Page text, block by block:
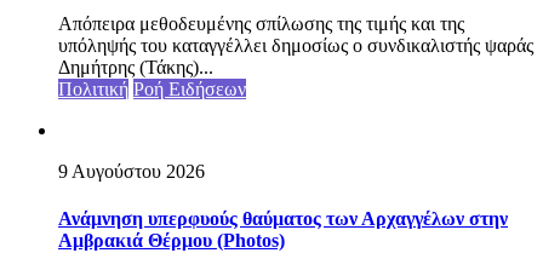
Απόπειρα μεθοδευμένης σπίλωσης της τιμής και της
υπόληψής του καταγγέλλει δημοσίως ο συνδικαλιστής ψαράς
Δημήτρης (Τάκης)...
Πολιτική Ροή Ειδήσεων
9 Αυγούστου 2026
Ανάμνηση υπερφυούς θαύματος των Αρχαγγέλων στην
Αμβρακιά Θέρμου (Photos)